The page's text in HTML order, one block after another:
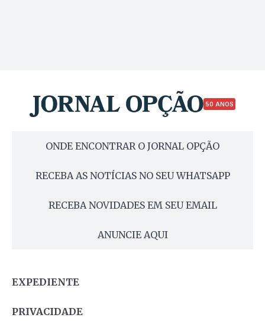
50 ANOS
ONDE ENCONTRAR O JORNAL OPÇÃO
RECEBA AS NOTÍCIAS NO SEU WHATSAPP
RECEBA NOVIDADES EM SEU EMAIL
ANUNCIE AQUI
EXPEDIENTE
PRIVACIDADE